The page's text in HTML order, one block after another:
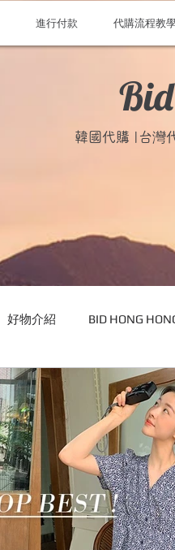
進行付款 代購流程教
韓國代購 |台灣
好物介紹 BID HONG
ABOUT ME ABOUT
台灣代購網站